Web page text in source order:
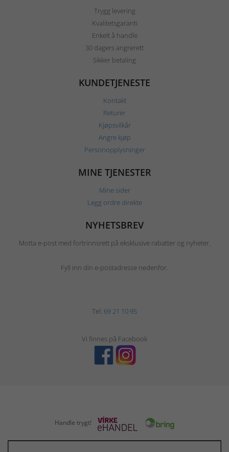
Trygg levering
Kvalitetsgaranti
Enkelt å handle
30 dagers angrerett
Sikker betaling
KUNDETJENESTE
Kontakt
Returer
Kjøpsvilkår
Angre kjøp
Personopplysninger
MINE TJENESTER
Mine sider
Legg ordre direkte
NYHETSBREV
Motta e-post med fortrinnsrett på eksklusive rabatter og nyheter.
Fyll inn din e-postadresse nedenfor.
Tel: 69 21 10 95
Vi finnes på Facebook
Handle trygt!